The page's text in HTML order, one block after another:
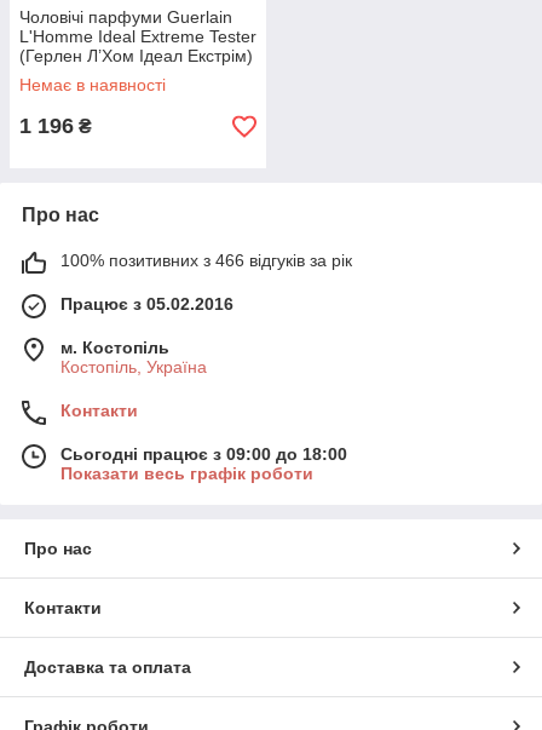
Чоловічі парфуми Guerlain
L'Homme Ideal Extreme Tester
(Герлен Л’Хом Ідеал Екстрім)
Парфумована вода 100 ml/
мл Тестер
Немає в наявності
1 196 ₴
Про нас
100% позитивних з 466 відгуків за рік
Працює з 05.02.2016
м. Костопіль
Костопіль, Україна
Контакти
Сьогодні працює з 09:00 до 18:00
Показати весь графік роботи
Про нас
Контакти
Доставка та оплата